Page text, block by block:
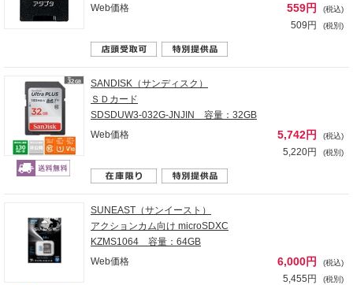
Web価格
559円 (税込)
509円 (税別)
SANDISK（サンディスク）
ＳＤカード
SDSDUW3-032G-JNJIN 容量：32GB
Web価格
5,742円 (税込)
5,220円 (税別)
SUNEAST（サンイースト）
アクションカム向け microSDXC
KZMS1064 容量：64GB
Web価格
6,000円 (税込)
5,455円 (税別)